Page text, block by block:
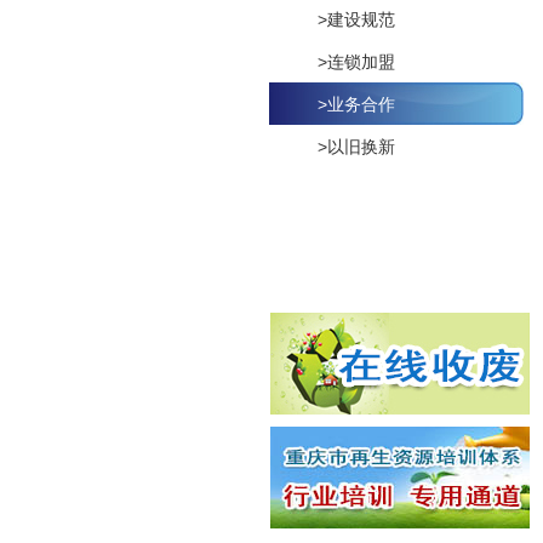
>建设规范
>连锁加盟
>业务合作
>以旧换新